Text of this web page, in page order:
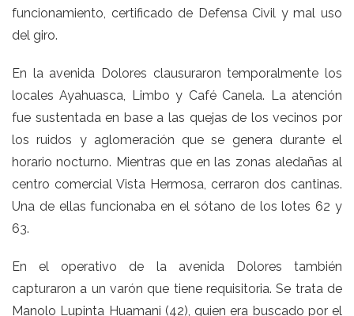
funcionamiento, certificado de Defensa Civil y mal uso
del giro.
En la avenida Dolores clausuraron temporalmente los
locales Ayahuasca, Limbo y Café Canela. La atención
fue sustentada en base a las quejas de los vecinos por
los ruidos y aglomeración que se genera durante el
horario nocturno. Mientras que en las zonas aledañas al
centro comercial Vista Hermosa, cerraron dos cantinas.
Una de ellas funcionaba en el sótano de los lotes 62 y
63.
En el operativo de la avenida Dolores también
capturaron a un varón que tiene requisitoria. Se trata de
Manolo Lupinta Huamani (42), quien era buscado por el